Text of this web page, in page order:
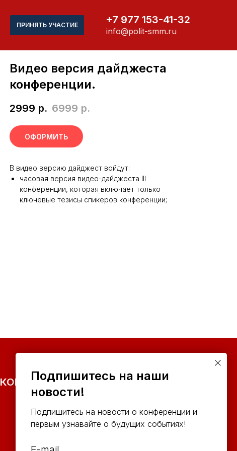
+7 977 153-41-32
info@polit-smm.ru
ПРИНЯТЬ УЧАСТИЕ
Подпишитесь на наши
новости!
Подпишитесь на новости о конференции и
первым узнавайте о будущих событиях!
Видео версия дайджеста
конференции.
2999 р. 6999 р.
ОФОРМИТЬ
В видео версию дайджест войдут:
часовая версия видео-дайджеста III
конференции, которая включает только
ключевые тезисы спикеров конференции;
КОНТАКТЫ ОРГКОМИТЕТА